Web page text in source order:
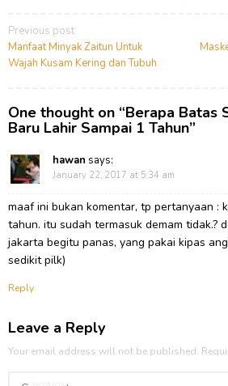
Post
navigation
Previous post
Manfaat Minyak Zaitun Untuk
Wajah Kusam Kering dan Tubuh
One thought on “Berapa Batas
Baru Lahir Sampai 1 Tahun”
hawan says:
January 22, 2017 at 5:34 am
maaf ini bukan komentar, tp pertanyaan :
tahun. itu sudah termasuk demam tidak.?
jakarta begitu panas, yang pakai kipas
sedikit pilk)
Reply
Leave a Reply
Your email address will not be published.